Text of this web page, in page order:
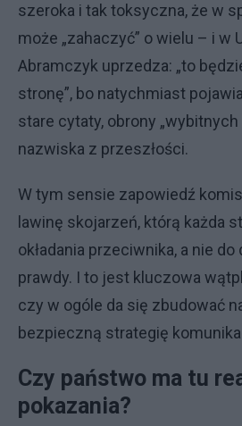
szeroka i tak toksyczna, że w
może „zahaczyć” o wielu – i w
Abramczyk uprzedza: „to
stronę”, bo natychmiast
stare cytaty, obrony „wybitnych
nazwiska z przeszłości.
W tym sensie zapowiedź
lawinę skojarzeń, którą każda
okładania przeciwnika, a nie
prawdy. I to jest kluczowa
czy w ogóle da się zbudować
bezpieczną strategię
Czy państwo ma tu
pokazania?